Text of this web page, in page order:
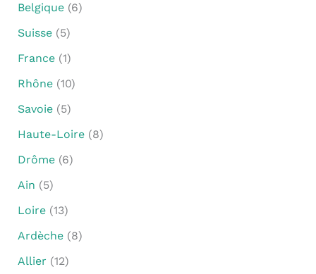
Belgique(6)
Suisse(5)
France(1)
Rhône(10)
Savoie(5)
Haute-Loire(8)
Drôme(6)
Ain (5)
Loire(13)
Ardèche(8)
Allier (12)